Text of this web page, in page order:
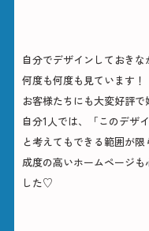
自分でデザインしておき
何度も何度も見ています！
お客様たちにも大変好評で
自分1人では、「このデザ
と考えてもできる範囲が
成度の高いホームページ
した♡